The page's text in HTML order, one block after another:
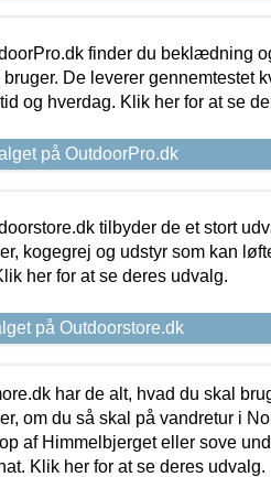
finder du beklædning
bruger. De leverer gennemtestet
og hverdag. Klik her for at se
på OutdoorPro.dk
tilbyder de et stort
kogegrej og udstyr som kan
her for at se deres udvalg.
på Outdoorstore.dk
har de alt, hvad du skal
om du så skal på vandretur i
af Himmelbjerget eller sove
Klik her for at se deres udvalg.